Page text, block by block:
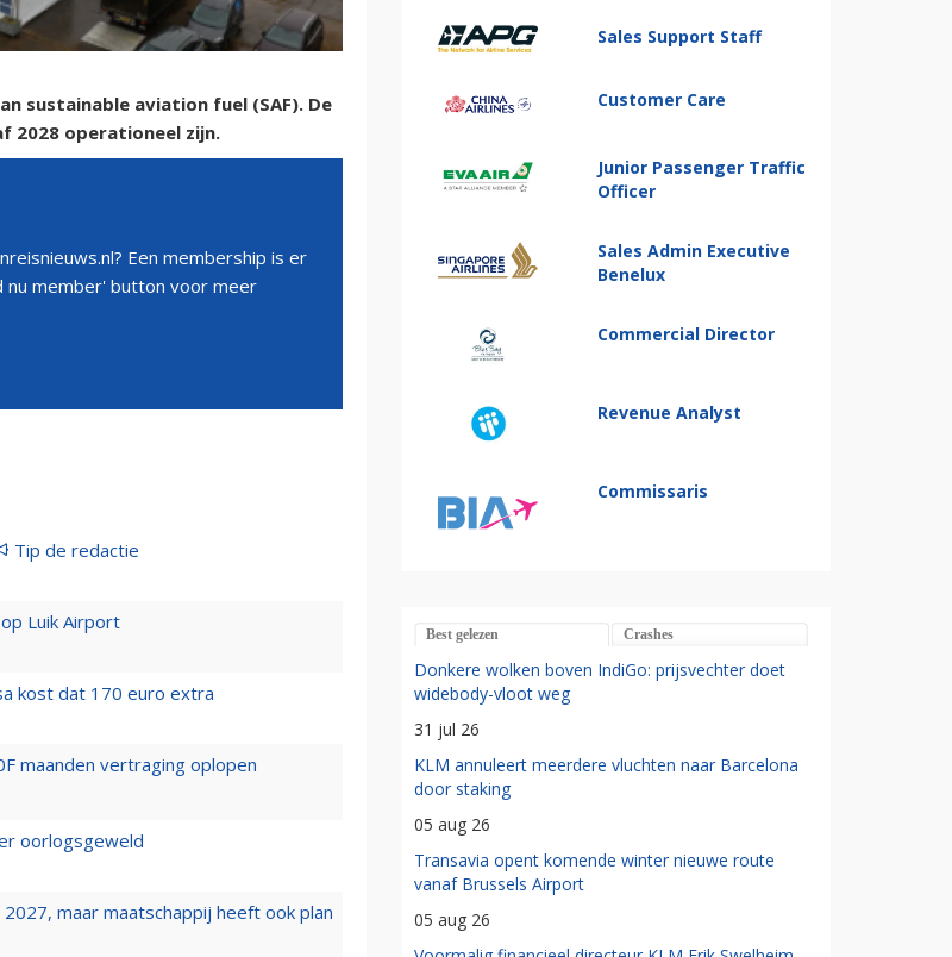
sustainable aviation fuel (SAF). De
2028 operationeel zijn.
Een membership is er
nu member' button voor meer
Tip de redactie
Luik Airport
kost dat 170 euro extra
maanden vertraging oplopen
oorlogsgeweld
maar maatschappij heeft ook plan
Sales Support Staff
Customer Care
Junior Passenger Traffic
Officer
Sales Admin Executive
Benelux
Commercial Director
Revenue Analyst
Commissaris
Best gelezen Crashes
Donkere wolken boven IndiGo: prijsvechter doet
widebody-vloot weg
31 jul 26
KLM annuleert meerdere vluchten naar Barcelona
door staking
05 aug 26
Transavia opent komende winter nieuwe route
vanaf Brussels Airport
05 aug 26